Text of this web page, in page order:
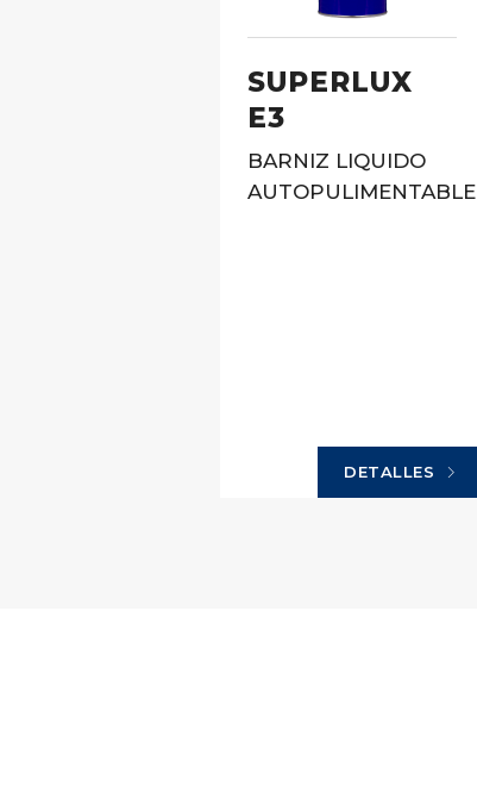
SUPERLUX
E3
BARNIZ LlQUIDO
AUTOPULIMENTABLE
DETALLES